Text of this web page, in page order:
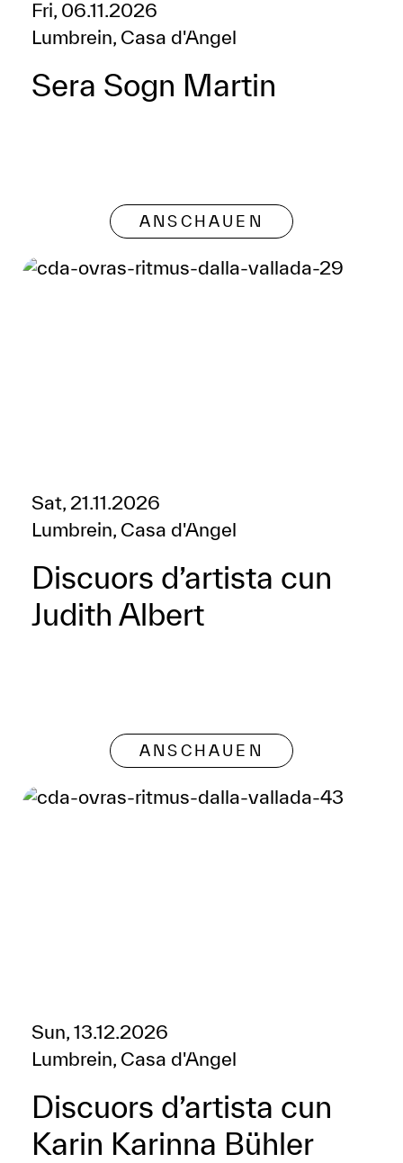
Fri, 06.11.2026
Lumbrein, Casa d'Angel
Sera Sogn Martin
ANSCHAUEN
Sat, 21.11.2026
Lumbrein, Casa d'Angel
Discuors d’artista cun
Judith Albert
ANSCHAUEN
Sun, 13.12.2026
Lumbrein, Casa d'Angel
Discuors d’artista cun
Karin Karinna Bühler